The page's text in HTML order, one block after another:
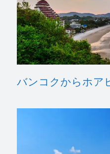
バンコクからホア